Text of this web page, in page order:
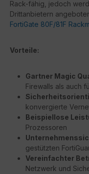
Rack-fähig, jedoch
Drittanbietern
FortiGate 80F/81F
Vorteile:
Gartner Magic
Firewalls als auch
konvergierte
Beispiellose
Prozessoren
gestützten
Vereinfachter
Netzwerk und